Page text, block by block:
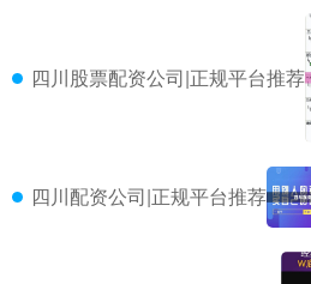
四川股票配资公司|正规平台推荐
四川配资公司|正规平台推荐